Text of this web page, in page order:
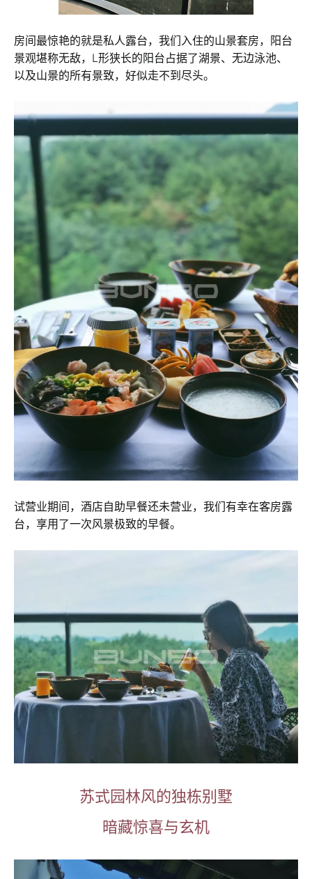
房间最惊艳的就是私人露台，我们入住的山景套房，阳台
景观堪称无敌，L形狭长的阳台占据了湖景、无边泳池、
以及山景的所有景致，好似走不到尽头。
试营业期间，酒店自助早餐还未营业，我们有幸在客房露
台，享用了一次风景极致的早餐。
苏式园林风的独栋别墅
暗藏惊喜与玄机